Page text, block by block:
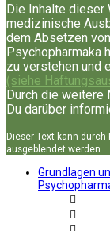
Die Inhalte dieser
medizinische
dem Absetzen von
Psychopharmaka
zu verstehen und
(siehe
Durch die weitere
Du darüber
Dieser Text kann
ausgeblendet werden.
Grundlagen